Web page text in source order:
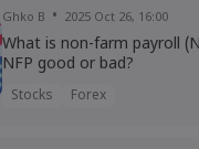
Ghko B 2025 Oct 26, 16:00
What is non-farm payroll
NFP good or bad?
Stocks Forex